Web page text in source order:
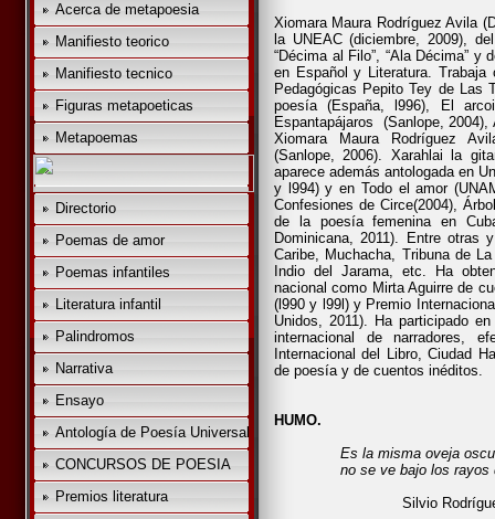
Acerca de metapoesia
Manifiesto teorico
Manifiesto tecnico
Figuras metapoeticas
Metapoemas
Directorio
Poemas de amor
Poemas infantiles
Literatura infantil
Palindromos
Narrativa
Ensayo
Antología de Poesía Universal
CONCURSOS DE POESIA
Premios literatura
Xiomara Maura Rodríguez Avila
la UNEAC (diciembre, 2009),
“Décima al Filo”, “Ala Décima” y
en Español y Literatura. Trabaja
Pedagógicas Pepito Tey de Las
poesía (España, l996), El
Espantapájaros (Sanlope,
Xiomara Maura Rodríguez
(Sanlope, 2006). Xarahlai la
aparece además antologada en
y l994) y en Todo el amor
Confesiones de Circe(2004),
de la poesía femenina en
Dominicana, 2011). Entre otras
Caribe, Muchacha, Tribuna de
Indio del Jarama, etc. Ha
nacional como Mirta Aguirre de
(l990 y l99l) y Premio
Unidos, 2011). Ha participado
internacional de narradores,
Internacional del Libro, Ciudad
de poesía y de cuentos inéditos.
HUMO.
Es la misma oveja oscura
no se ve bajo los rayos
Silvio